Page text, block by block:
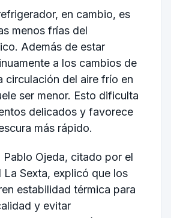
en cambio, es
menos frías del
Además de estar
a los cambios de
circulación del aire frío en
ser menor. Esto dificulta
delicados y favorece
más rápido.
Pablo Ojeda, citado por el
La Sexta, explicó que los
estabilidad térmica para
y evitar